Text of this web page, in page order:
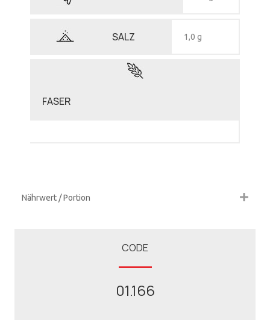
SALZ 1,0 g
FASER
Nährwert / Portion
CODE
01.166